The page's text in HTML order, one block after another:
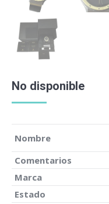
No disponible
Nombre
Comentarios
Marca
Estado